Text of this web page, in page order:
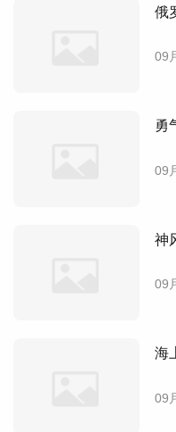
俄
09
勇
09
神
09
海
09